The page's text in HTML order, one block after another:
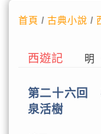
首頁 /古典小說 /
西遊記 明 ‧
第二十六回
泉活樹